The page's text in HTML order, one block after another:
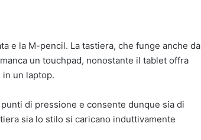
e la M-pencil. La tastiera, che funge anche da
un touchpad, nonostante il tablet offra
un laptop.
di pressione e consente dunque sia di
sia lo stilo si caricano induttivamente